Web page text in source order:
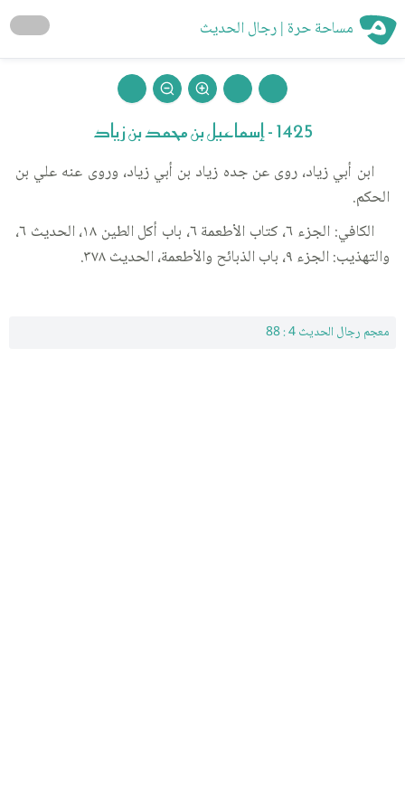
مساحة حرة | رجال الحديث
1425 - إسماعيل بن محمد بن زياد
ابن أبي زياد، روى عن جده زياد بن أبي زياد، وروى عنه علي بن
الحكم.
الكافي: الجزء ٦، كتاب الأطعمة ٦، باب أكل الطين ١٨، الحديث ٦،
والتهذيب: الجزء ٩، باب الذبائح والأطعمة، الحديث ٣٧٨.
معجم رجال الحديث 4 : 88